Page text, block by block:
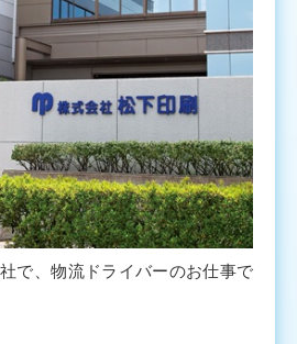
で、物流ドライバーのお仕事で